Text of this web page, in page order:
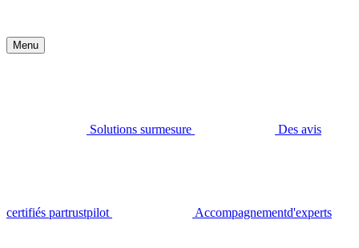
Menu
Solutions surmesure Des avis
certifiés partrustpilot Accompagnementd'experts